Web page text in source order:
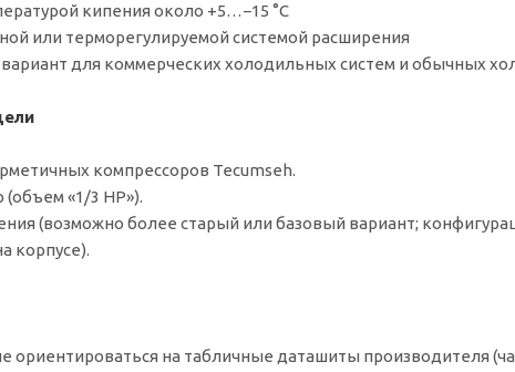
кипения около +5…−15 °C
или терморегулируемой системой расширения
для коммерческих холодильных систем и обычных
компрессоров Tecumseh.
«1/3 HP»).
(возможно более старый или базовый вариант;
корпусе).
ориентироваться на табличные даташиты производителя